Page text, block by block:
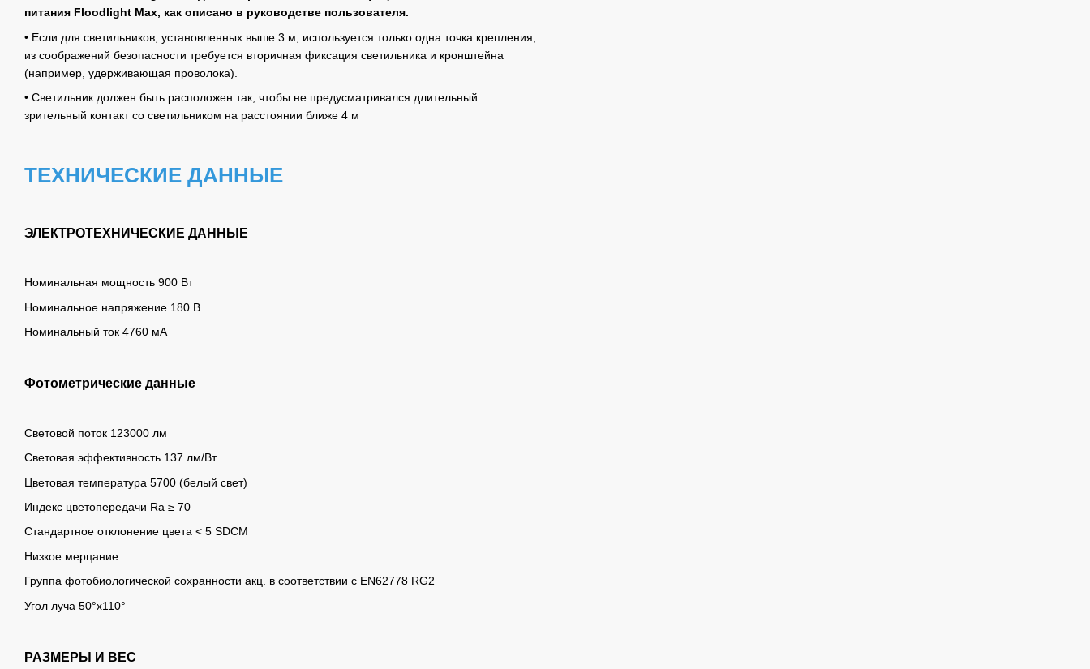
питания Floodlight Max, как описано в руководстве пользователя.
• Если для светильников, установленных выше 3 м, используется только одна точка крепления,
из соображений безопасности требуется вторичная фиксация светильника и кронштейна
(например, удерживающая проволока).
• Светильник должен быть расположен так, чтобы не предусматривался длительный
зрительный контакт со светильником на расстоянии ближе 4 м
ТЕХНИЧЕСКИЕ ДАННЫЕ
ЭЛЕКТРОТЕХНИЧЕСКИЕ ДАННЫЕ
Номинальная мощность 900 Вт
Номинальное напряжение 180 В
Номинальный ток 4760 мА
Фотометрические данные
Световой поток 123000 лм
Световая эффективность 137 лм/Вт
Цветовая температура 5700 (белый свет)
Индекс цветопередачи Ra ≥ 70
Стандартное отклонение цвета < 5 SDCM
Низкое мерцание
Группа фотобиологической сохранности акц. в соответствии с EN62778 RG2
Угол луча 50°x110°
РАЗМЕРЫ И ВЕС